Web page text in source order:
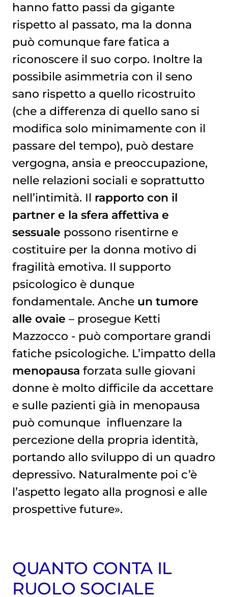
hanno fatto passi da gigante
rispetto al passato, ma la donna
può comunque fare fatica a
riconoscere il suo corpo. Inoltre la
possibile asimmetria con il seno
sano rispetto a quello ricostruito
(che a differenza di quello sano si
modifica solo minimamente con il
passare del tempo), può destare
vergogna, ansia e preoccupazione,
nelle relazioni sociali e soprattutto
nell’intimità. Il rapporto con il
partner e la sfera affettiva e
sessuale possono risentirne e
costituire per la donna motivo di
fragilità emotiva. Il supporto
psicologico è dunque
fondamentale. Anche un tumore
alle ovaie – prosegue Ketti
Mazzocco - può comportare grandi
fatiche psicologiche. L’impatto della
menopausa forzata sulle giovani
donne è molto difficile da accettare
e sulle pazienti già in menopausa
può comunque influenzare la
percezione della propria identità,
portando allo sviluppo di un quadro
depressivo. Naturalmente poi c’è
l’aspetto legato alla prognosi e alle
prospettive future».
QUANTO CONTA IL
RUOLO SOCIALE